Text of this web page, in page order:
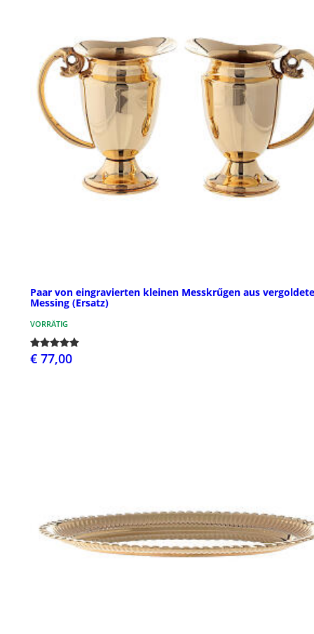
Paar von eingravierten kleinen Messkrűgen aus
Messing (Ersatz)
VORRÄTIG
€ 77,00